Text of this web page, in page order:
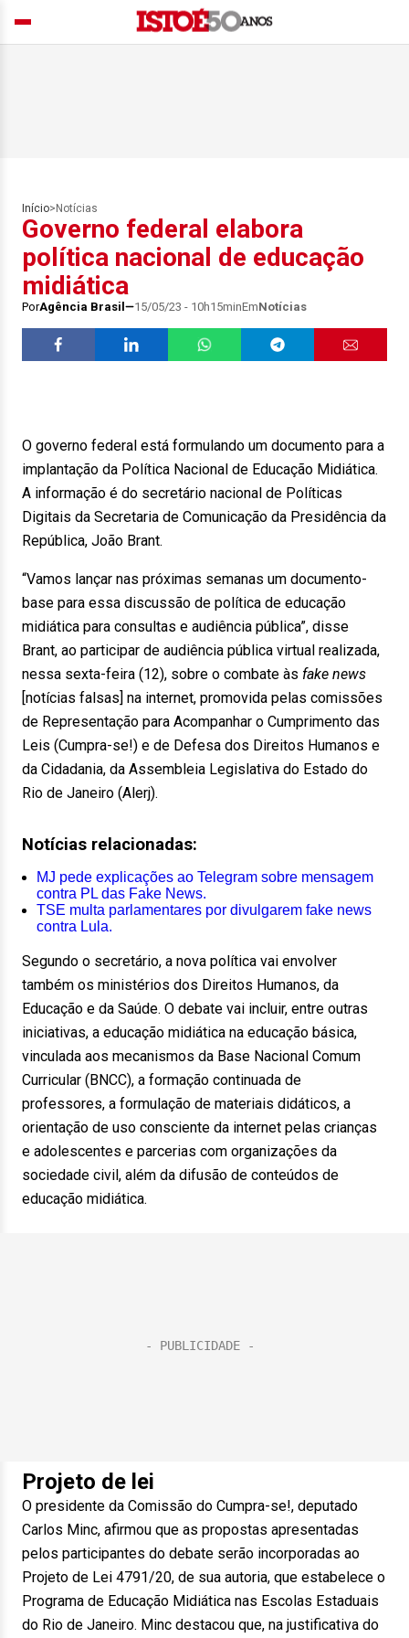
Início> Notícias
Governo federal elabora
política nacional de educação
midiática
PorAgência Brasil 15/05/23 - 10h15minEmNotícias
O governo federal está formulando um documento para a
implantação da Política Nacional de Educação Midiática.
A informação é do secretário nacional de Políticas
Digitais da Secretaria de Comunicação da Presidência da
República, João Brant.
“Vamos lançar nas próximas semanas um documento-
base para essa discussão de política de educação
midiática para consultas e audiência pública”, disse
Brant, ao participar de audiência pública virtual realizada,
nessa sexta-feira (12), sobre o combate às fake news
[notícias falsas] na internet, promovida pelas comissões
de Representação para Acompanhar o Cumprimento das
Leis (Cumpra-se!) e de Defesa dos Direitos Humanos e
da Cidadania, da Assembleia Legislativa do Estado do
Rio de Janeiro (Alerj).
Notícias relacionadas:
MJ pede explicações ao Telegram sobre mensagem
contra PL das Fake News.
TSE multa parlamentares por divulgarem fake news
contra Lula.
Segundo o secretário, a nova política vai envolver
também os ministérios dos Direitos Humanos, da
Educação e da Saúde. O debate vai incluir, entre outras
iniciativas, a educação midiática na educação básica,
vinculada aos mecanismos da Base Nacional Comum
Curricular (BNCC), a formação continuada de
professores, a formulação de materiais didáticos, a
orientação de uso consciente da internet pelas crianças
e adolescentes e parcerias com organizações da
sociedade civil, além da difusão de conteúdos de
educação midiática.
Projeto de lei
O presidente da Comissão do Cumpra-se!, deputado
Carlos Minc, afirmou que as propostas apresentadas
pelos participantes do debate serão incorporadas ao
Projeto de Lei 4791/20, de sua autoria, que estabelece o
Programa de Educação Midiática nas Escolas Estaduais
do Rio de Janeiro. Minc destacou que, na justificativa do